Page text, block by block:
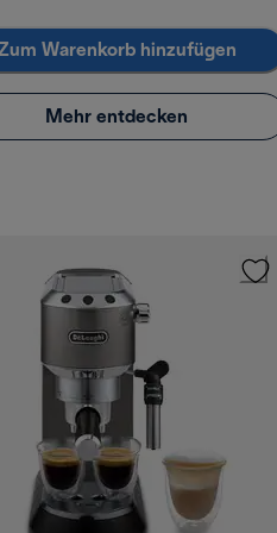
Warenkorb hinzufügen
Mehr entdecken